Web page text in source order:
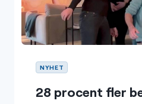
NYHET
28 procent fler